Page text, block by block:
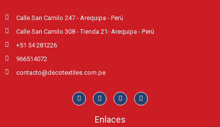
Calle San Camilo 247 - Arequipa - Perú
Calle San Camilo 308 - Tienda 21- Arequipa - Perú
+51 54 281226
966514072
contacto@decotextiles.com.pe
Enlaces